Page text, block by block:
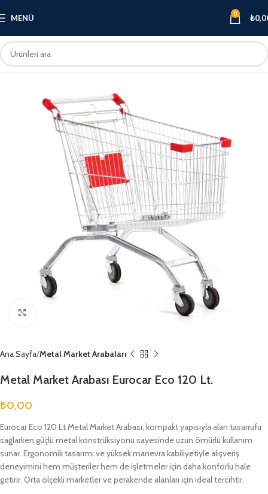
MENÜ 0 ₺
Ana Sayfa Metal Market Arabaları
Metal Market Arabası Eurocar Eco 120 Lt.
₺0,00
Eurocar Eco 120 Lt Metal Market Arabası, kompakt yapısıyla alan tasarrufu
sağlarken güçlü metal konstrüksiyonu sayesinde uzun ömürlü kullanım
sunar. Ergonomik tasarımı ve yüksek manevra kabiliyetiyle alışveriş
deneyimini hem müşteriler hem de işletmeler için daha konforlu hale
getirir. Orta ölçekli marketler ve perakende alanları için ideal tercihtir.